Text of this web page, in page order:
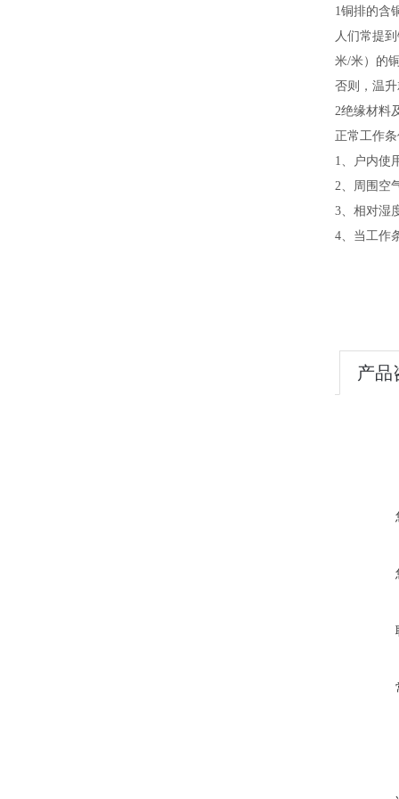
1铜排的含
人们常提
米/米）的
否则，温
2绝缘材料
正常工作
1、户内使
2、周围空
3、相对湿
4、当工作
产品